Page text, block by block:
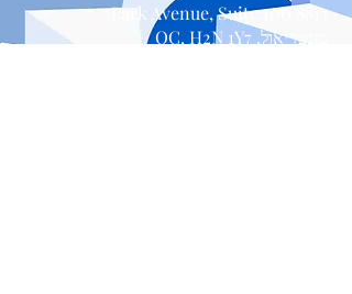
8815 Park Avenue, Suite 100
מונטריאול, QC, H2N 1Y7